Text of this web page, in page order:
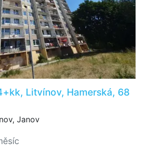
Litvínov, Hamerská, 68
Janov